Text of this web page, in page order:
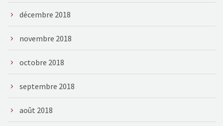
décembre 2018
novembre 2018
octobre 2018
septembre 2018
août 2018